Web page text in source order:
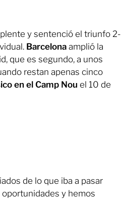
y sentenció el triunfo 2-
Barcelona amplió la
que es segundo, a unos
restan apenas cinco
en el Camp Nou el 10 de
de lo que iba a pasar
y hemos